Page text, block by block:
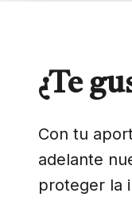
¿Te
Con tu
adelante
proteger la